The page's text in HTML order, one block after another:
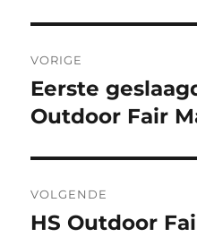
navigatie
VORIGE
Vorig
bericht:
Eerste
Outdoor Fair
VOLGENDE
Volgend
HS Outdoor